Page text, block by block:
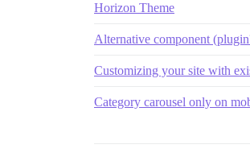
Horizon Theme
Alternative component
Customizing your site with
Category carousel only on